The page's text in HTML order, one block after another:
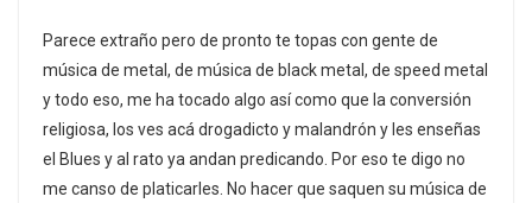
Parece extraño pero de pronto te topas con gente de
música de metal, de música de black metal, de speed metal
y todo eso, me ha tocado algo así como que la conversión
religiosa, los ves acá drogadicto y malandrón y les enseñas
el Blues y al rato ya andan predicando. Por eso te digo no
me canso de platicarles. No hacer que saquen su música de